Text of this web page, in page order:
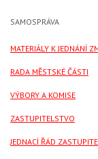
SAMOSPRÁVA
MATERIÁLY K JEDNÁNÍ
RADA MĚSTSKÉ ČÁSTI
VÝBORY A KOMISE
ZASTUPITELSTVO
JEDNACÍ ŘÁD